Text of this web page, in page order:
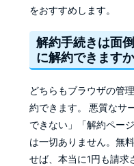
をおすすめします。
解約手続きは面
に解約できます
どちらもブラウザの管
約できます。 悪質なサ
できない」「解約ペー
は一切ありません。無
せば、本当に1円も請求